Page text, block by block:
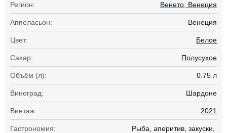
Регион: Венето, Венеция
Аппеласьон: Венеция
Цвет: Белое
Сахар: Полусухое
Объём (л): 0.75 л
Виноград: Шардоне
Винтаж: 2021
Гастрономия: Рыба аперитив закуски